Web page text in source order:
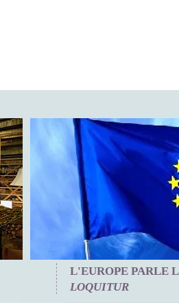
L'EUROPE PARLE
LOQUITUR